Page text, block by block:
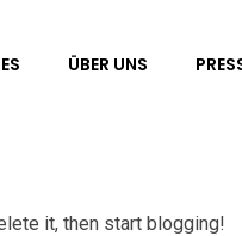
ÜBER UNS
it, then start blogging!